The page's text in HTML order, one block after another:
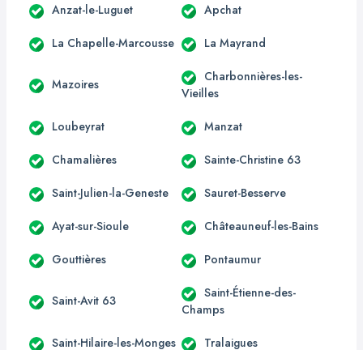
Anzat-le-Luguet Apchat
La Chapelle-Marcousse La Mayrand
Mazoires
Charbonnières-les-
Vieilles
Loubeyrat Manzat
Chamalières Sainte-Christine 63
Saint-Julien-la-Geneste Sauret-Besserve
Ayat-sur-Sioule Châteauneuf-les-Bains
Gouttières Pontaumur
Saint-Avit 63
Saint-Étienne-des-
Champs
Saint-Hilaire-les-Monges Tralaigues